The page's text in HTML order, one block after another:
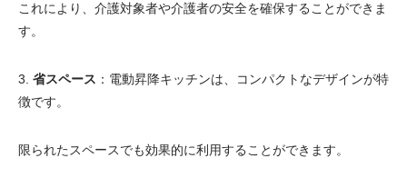
これにより、介護対象者や介護者の安全を確保することができま
す。
3. 省スペース ：電動昇降キッチンは、コンパクトなデザインが特
徴です。
限られたスペースでも効果的に利用することができます。